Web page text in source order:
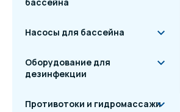
Насосы для бассейна
Оборудование для
дезинфекции
Противотоки и гидромассажи